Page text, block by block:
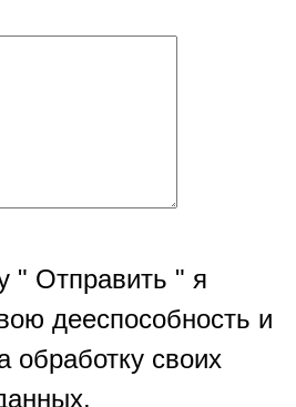
" Отправить " я
дееспособность и
обработку своих